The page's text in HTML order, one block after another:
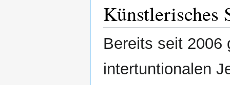
Künstlerisches
Bereits seit 2006
intertuntionalen